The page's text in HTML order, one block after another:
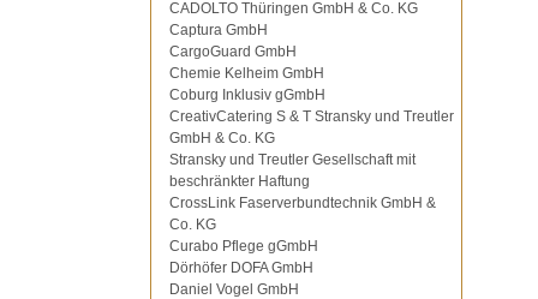
CADOLTO Thüringen GmbH & Co. KG
Captura GmbH
CargoGuard GmbH
Chemie Kelheim GmbH
Coburg Inklusiv gGmbH
CreativCatering S & T Stransky und Treutler
GmbH & Co. KG
Stransky und Treutler Gesellschaft mit
beschränkter Haftung
CrossLink Faserverbundtechnik GmbH &
Co. KG
Curabo Pflege gGmbH
Dörhöfer DOFA GmbH
Daniel Vogel GmbH